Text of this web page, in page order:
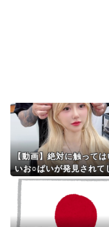
Powered by
【動画】絶対に触っては
いお○ぱいが発見されて
ｗｗｗｗｗｗｗ